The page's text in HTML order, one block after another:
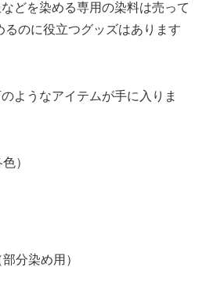
どを染める専用の染料は売って
るのに役立つグッズはあります
ようなアイテムが手に入りま
）
分染め用）